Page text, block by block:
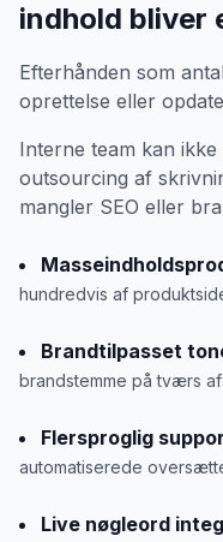
indhold bliver
Efterhånden som
oprettelse eller
Interne team kan
outsourcing af
mangler SEO eller
hundredvis af
Brandtilpasset
brandstemme på tværs af
Flersproglig
automatiserede
Live nøgleord